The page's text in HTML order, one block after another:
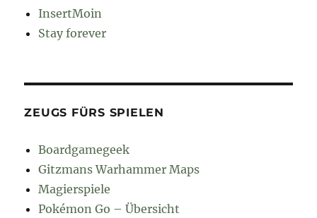
InsertMoin
Stay forever
ZEUGS FÜRS SPIELEN
Boardgamegeek
Gitzmans Warhammer Maps
Magierspiele
Pokémon Go – Übersicht